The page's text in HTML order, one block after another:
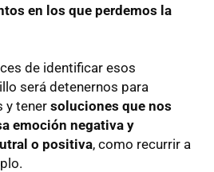
en los que perdemos la
de identificar esos
será detenernos para
y tener soluciones que nos
emoción negativa y
o positiva, como recurrir a